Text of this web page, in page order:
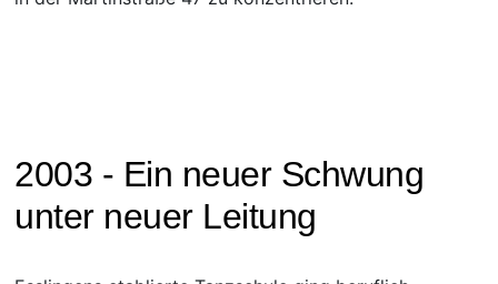
2003 - Ein neuer Schwung
unter neuer Leitung